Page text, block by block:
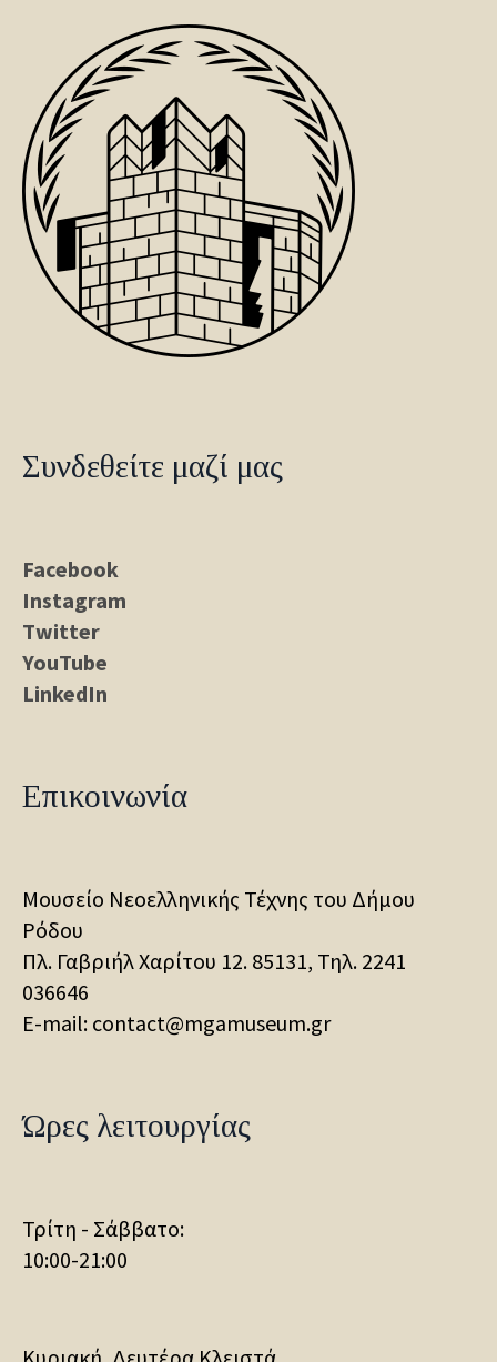
Συνδεθείτε μαζί μας
Facebook
Instagram
Twitter
YouTube
LinkedIn
Επικοινωνία
Μουσείο Νεοελληνικής Τέχνης του Δήμου
Ρόδου
Πλ. Γαβριήλ Χαρίτου 12. 85131, Τηλ. 2241
036646
E-mail: contact@mgamuseum.gr
Ώρες λειτουργίας
Τρίτη - Σάββατο:
10:00-21:00